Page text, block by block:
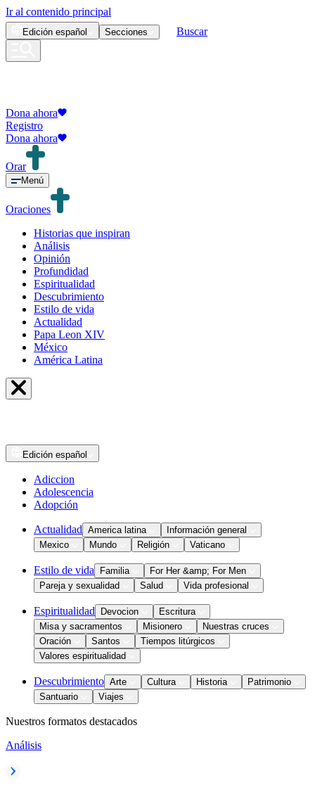
Ir al contenido principal
Edición español Secciones Buscar
Dona ahora
Registro
Dona ahora
Orar
Menú
Oraciones
Historias que inspiran
Análisis
Opinión
Profundidad
Espiritualidad
Descubrimiento
Estilo de vida
Actualidad
Papa Leon XIV
México
América Latina
Edición español
Adiccion
Adolescencia
Adopción
Actualidad America latina
Información general
Mexico
Mundo Religión Vaticano
Estilo de vida Familia
For Her &amp; For Men
Pareja y sexualidad
Salud Vida profesional
Espiritualidad Devocion
Escritura
Misa y sacramentos
Misionero
Nuestras cruces
Oración
Santos
Tiempos litúrgicos
Valores espiritualidad
Descubrimiento Arte Cultura Historia
Patrimonio
Santuario
Viajes
Nuestros formatos destacados
Análisis